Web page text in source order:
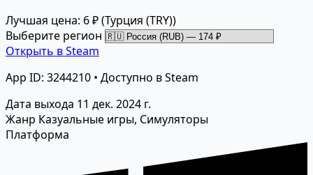
Лучшая цена: 6 ₽(Турция (TRY))
Выберите регион
Открыть в Steam
App ID: 3244210 • Доступно в Steam
Дата выхода 11 дек. 2024 г.
Жанр Казуальные игры, Симуляторы
Платформа